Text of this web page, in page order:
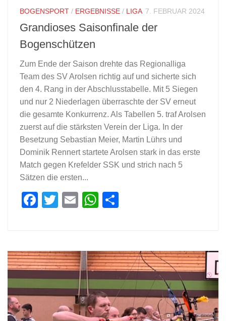
BOGENSPORT / ERGEBNISSE / LIGA 7. FEBRUAR 2024
Grandioses Saisonfinale der
Bogenschützen
Zum Ende der Saison drehte das Regionalliga
Team des SV Arolsen richtig auf und sicherte sich
den 4. Rang in der Abschlusstabelle. Mit 5 Siegen
und nur 2 Niederlagen überraschte der SV erneut
die gesamte Konkurrenz. Als Tabellen 5. traf Arolsen
zuerst auf die stärksten Verein der Liga. In der
Besetzung Sebastian Meier, Martin Lührs und
Dominik Rennert startete Arolsen stark in das erste
Match gegen Krefelder SSK und strich nach 5
Sätzen die ersten...
Facebook
Twitter
EmailWhatsApp